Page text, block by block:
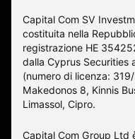
Capital Com SV
costituita nella
registrazione HE
dalla Cyprus Securities
(numero di licenza:
Makedonos 8, Kinnis
Limassol, Cipro.
Capital Com Group Ltd